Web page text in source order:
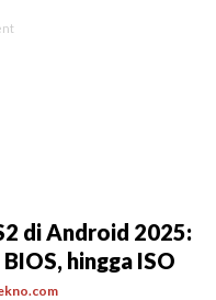
di Android 2025:
hingga ISO